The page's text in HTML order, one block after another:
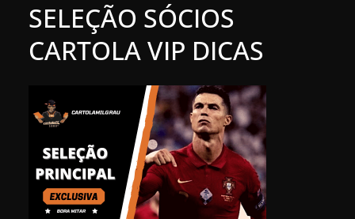
SELEÇÃO SÓCIOS
CARTOLA VIP DICAS